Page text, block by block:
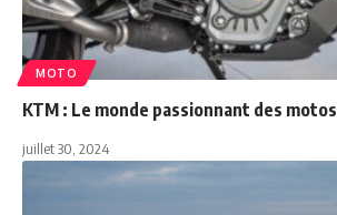
MOTO
KTM : Le monde passionnant des motos
juillet 30, 2024